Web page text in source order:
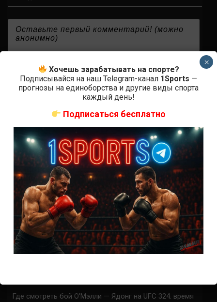
СВЕЖИЕ ЗАПИСИ
ACA 200 прямая трансляция
Марафон боев UFC 325 прямая трансляция
UFC 324 прямая трансляция
Марафон боев UFC 324 прямая трансляция
Где смотреть бой О’Мэлли — Ядонг на UFC 324: время
Хочешь зарабатывать на спорте?
Подписывайся на наш Telegram-канал 1Sports —
прогнозы на единоборства и другие виды спорта
каждый день!
Подписаться бесплатно
×